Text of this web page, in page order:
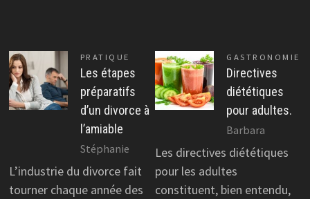
PRATIQUE
Les étapes
préparatifs
d’un divorce à
l’amiable
Stéphanie
L’industrie du divorce fait
tourner chaque année des
GASTRONOMIE
Directives
diététiques
pour adultes.
Barbara
Les directives diététiques
pour les adultes
constituent, bien entendu,